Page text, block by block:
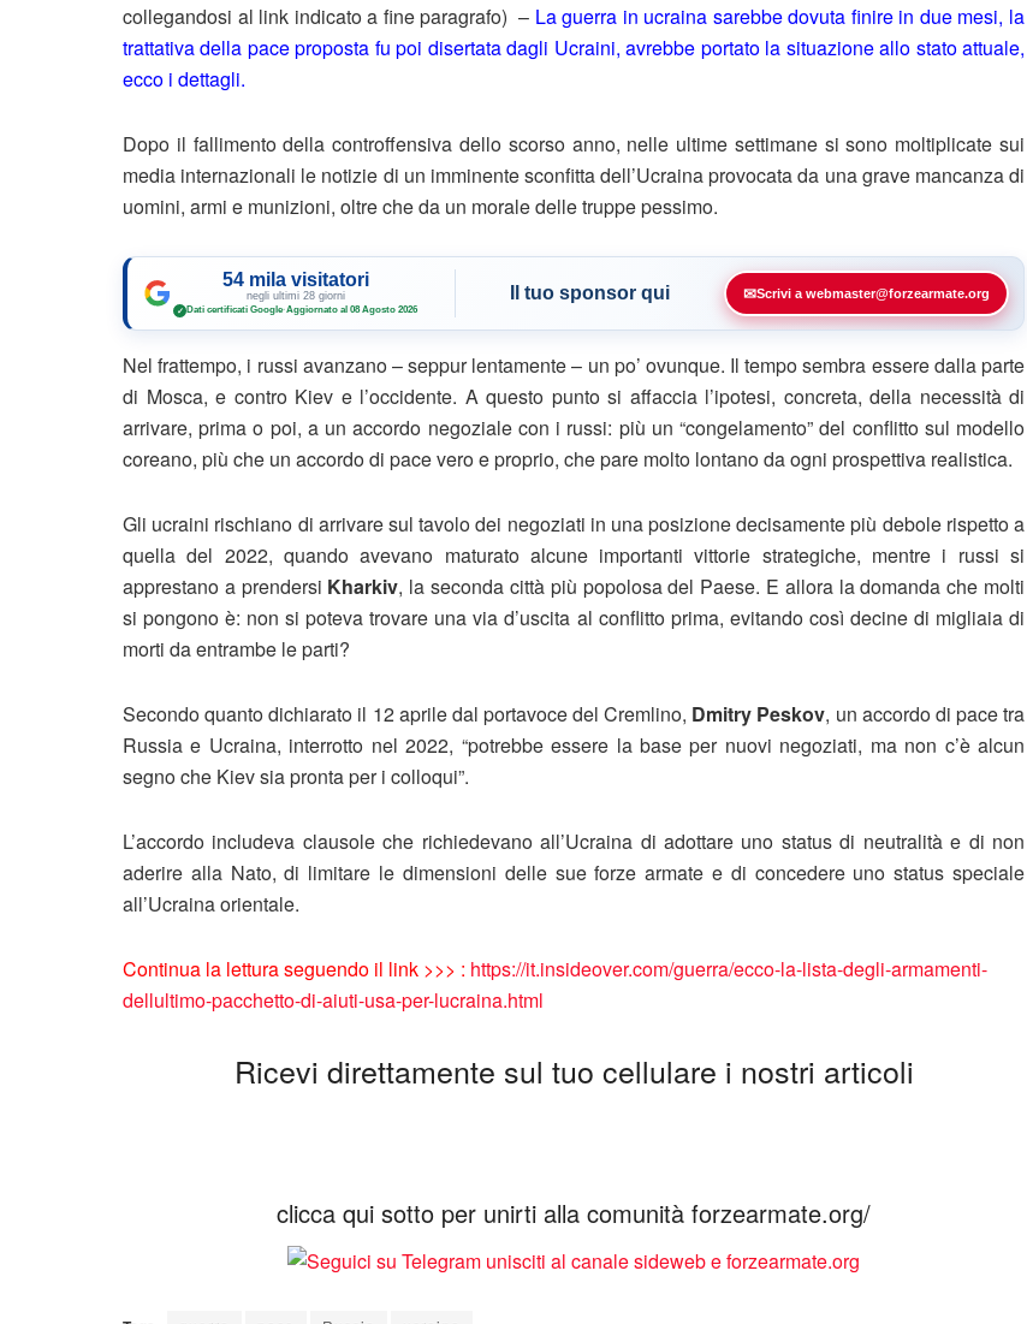
collegandosi al link indicato a fine paragrafo) – La guerra in ucraina sarebbe dovuta finire in due mesi, la
trattativa della pace proposta fu poi disertata dagli Ucraini, avrebbe portato la situazione allo stato attuale,
ecco i dettagli.
Dopo il fallimento della controffensiva dello scorso anno, nelle ultime settimane si sono moltiplicate sui
media internazionali le notizie di un imminente sconfitta dell’Ucraina provocata da una grave mancanza di
uomini, armi e munizioni, oltre che da un morale delle truppe pessimo.
54 mila visitatori
negli ultimi 28 giorni
✓ Dati certificati Google·Aggiornato al 08 Agosto 2026
Il tuo sponsor qui ✉Scrivi a webmaster@forzearmate.org
Nel frattempo, i russi avanzano – seppur lentamente – un po’ ovunque. Il tempo sembra essere dalla parte
di Mosca, e contro Kiev e l’occidente. A questo punto si affaccia l’ipotesi, concreta, della necessità di
arrivare, prima o poi, a un accordo negoziale con i russi: più un “congelamento” del conflitto sul modello
coreano, più che un accordo di pace vero e proprio, che pare molto lontano da ogni prospettiva realistica.
Gli ucraini rischiano di arrivare sul tavolo dei negoziati in una posizione decisamente più debole rispetto a
quella del 2022, quando avevano maturato alcune importanti vittorie strategiche, mentre i russi si
apprestano a prendersi Kharkiv, la seconda città più popolosa del Paese. E allora la domanda che molti
si pongono è: non si poteva trovare una via d’uscita al conflitto prima, evitando così decine di migliaia di
morti da entrambe le parti?
Secondo quanto dichiarato il 12 aprile dal portavoce del Cremlino, Dmitry Peskov, un accordo di pace tra
Russia e Ucraina, interrotto nel 2022, “potrebbe essere la base per nuovi negoziati, ma non c’è alcun
segno che Kiev sia pronta per i colloqui”.
L’accordo includeva clausole che richiedevano all’Ucraina di adottare uno status di neutralità e di non
aderire alla Nato, di limitare le dimensioni delle sue forze armate e di concedere uno status speciale
all’Ucraina orientale.
Continua la lettura seguendo il link >>> : https://it.insideover.com/guerra/ecco-la-lista-degli-armamenti-
dellultimo-pacchetto-di-aiuti-usa-per-lucraina.html
Ricevi direttamente sul tuo cellulare i nostri articoli
clicca qui sotto per unirti alla comunità forzearmate.org/